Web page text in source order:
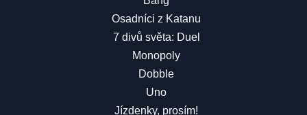
Osadníci z Katanu
7 divů světa: Duel
Monopoly
Dobble
Uno
Jízdenky, prosím!